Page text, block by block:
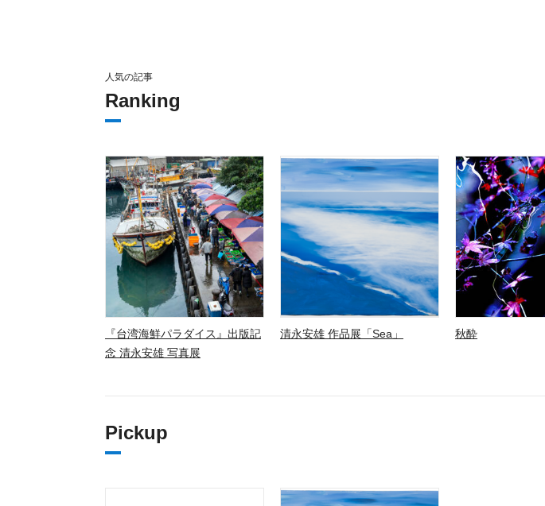
人気の記事
Ranking
『台湾海鮮パラダイス』出版記
念 清永安雄 写真展
清永安雄 作品展「Sea」 秋酔
Pickup